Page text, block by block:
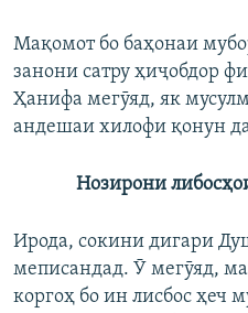
Мақомот бо баҳонаи
занони сатру ҳиҷобдор
Ҳанифа мегӯяд, як
андешаи хилофи қонун
Нозирони
Ирода, сокини дигари
меписандад. Ӯ мегӯяд,
коргоҳ бо ин лисбос ҳеч